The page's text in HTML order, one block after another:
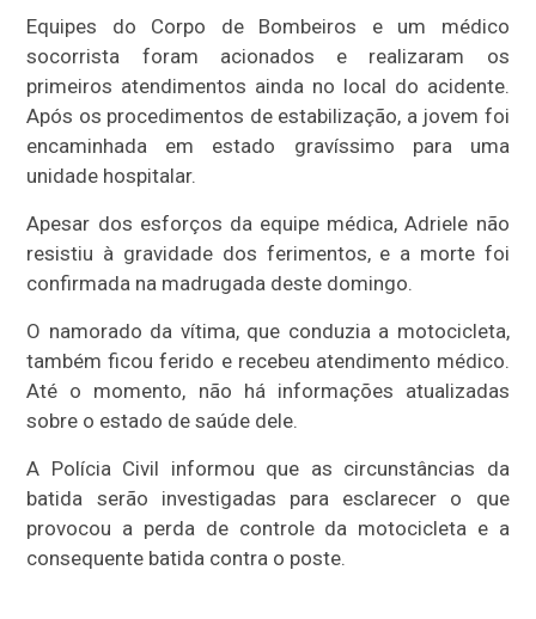
Equipes do Corpo de Bombeiros e um médico
socorrista foram acionados e realizaram os
primeiros atendimentos ainda no local do acidente.
Após os procedimentos de estabilização, a jovem foi
encaminhada em estado gravíssimo para uma
unidade hospitalar.
Apesar dos esforços da equipe médica, Adriele não
resistiu à gravidade dos ferimentos, e a morte foi
confirmada na madrugada deste domingo.
O namorado da vítima, que conduzia a motocicleta,
também ficou ferido e recebeu atendimento médico.
Até o momento, não há informações atualizadas
sobre o estado de saúde dele.
A Polícia Civil informou que as circunstâncias da
batida serão investigadas para esclarecer o que
provocou a perda de controle da motocicleta e a
consequente batida contra o poste.